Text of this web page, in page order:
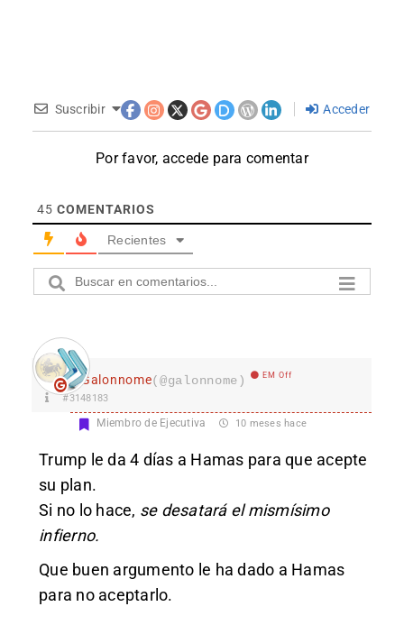
Suscribir Acceder
Por favor, accede para comentar
45 COMENTARIOS
Recientes
Galonnome(@galonnome) EM Off
#3148183
Miembro de Ejecutiva 10 meses hace
Trump le da 4 días a Hamas para que acepte
su plan.
Si no lo hace, se desatará el mismísimo
infierno.
Que buen argumento le ha dado a Hamas
para no aceptarlo.